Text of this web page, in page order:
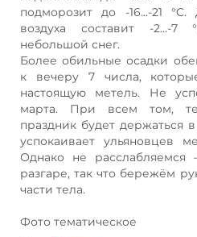
подморозит до -16...-21
воздуха составит -2...-7
небольшой снег.
Более обильные осадки
к вечеру 7 числа,
настоящую метель. Не
марта. При всем том,
праздник будет держаться
успокаивает ульяновцев
Однако не
разгаре, так что бережём
части тела.
Фото тематическое